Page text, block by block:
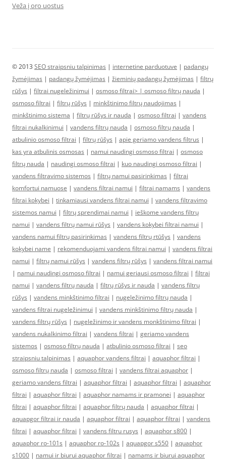
Veža į oro uostus
© 2013 SEO straipsniu talpinimas | internetine parduotuve | padangų
žymėjimas | padangų žymėjimas | žieminių padangų žymėjimas | filtrų
rūšys | filtrai nugeležinimui | osmoso filtrai> | osmoso filtrų nauda |
osmoso filtrai | filtrų rūšys | minkštinimo filtrų naudojimas |
minkštinimo sistema | filtrų rūšys ir nauda | osmoso filtrai | vandens
filtrai nukalkinimui | vandens filtrų nauda | osmoso filtrų nauda |
atbulinio osmoso filtrai | filtrų rūšys | apie geriamo vandens filtrus |
kas yra atbulinis osmosas | namui naudingi osmoso filtrai | osmoso
filtrų nauda | naudingi osmoso filtrai | kuo naudingi osmoso filtrai |
vandens filtravimo sistemos | filtrų namui pasirinkimas | filtrai
komfortui namuose | vandens filtrai namui | filtrai namams | vandens
filtrai kokybei | tinkamiausi vandens filtrai namui | vandens filtravimo
sistemos namui | filtrų sprendimai namui | ieškome vandens filtrų
namui | vandens filtrų namui rūšys | vandens kokybei filtrai namui |
vandens namui filtrų pasirinkimas | vandens filtrų rtūšys | vandens
kokybei name | rekomenduojami vandens filtrai namui | vandens filtrai
namui | filtrų namui rūšys | vandens filtrų rūšys | vandens filtrai namui
| namui naudingi osmoso filtrai | namui geriausi osmoso filtrai | filtrai
namui | vandens filtrų nauda | filtrų rūšys ir nauda | vandens filtrų
rūšys | vandens minkštinimo filtrai | nugeležinimo filtrų nauda |
vandens filtrai nugeležinimui | vandens minkštinimo filtrų nauda |
vandens filtrų rūšys | nugeležinimo ir vandens monkštinimo filtrai |
vandens nukalkinimo filtrai | vandens filtrai | geriamo vandens
sistemos | osmoso filtrų nauda | atbulinio osmoso filtrai | seo
straipsniu talpinimas | aquaphor vandens filtrai | aquaphor filtrai |
osmoso filtrų nauda | osmoso filtrai | vandens filtrai aquaphor |
geriamo vandens filtrai | aquaphor filtrai | aquaphor filtrai | aquaphor
filtrai | aquaphor filtrai | aquaphor namams ir pramonei | aquaphor
filtrai | aquaphor filtrai | aquaphor filtrų nauda | aquaphor filtrai |
aquapgor filtrai ir nauda | aquaphor filtrai | aquaphor filtrai | vandens
filtrai | aquaphor filtrai | vandens filtru rusys | aquaphor s800 |
aquaphor ro-101s | aquaphor ro-102s | aquapgor s550 | aquaphor
s1000 | namui ir biurui aquaphor filtrai | namams ir biurui aquaphor